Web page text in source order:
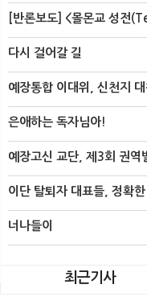
[반론보도] <몰몬교 성전
다시 걸어갈 길
예장통합 이대위, 신천지 대
은애하는 독자님아!
예장고신 교단, 제3회 권역
이단 탈퇴자 대표들, 정확
너나들이
최근기사